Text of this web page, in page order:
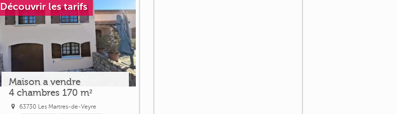
Découvrir les tarifs
Maison a vendre
4 chambres 170 m²
63730 Les Martres-de-Veyre